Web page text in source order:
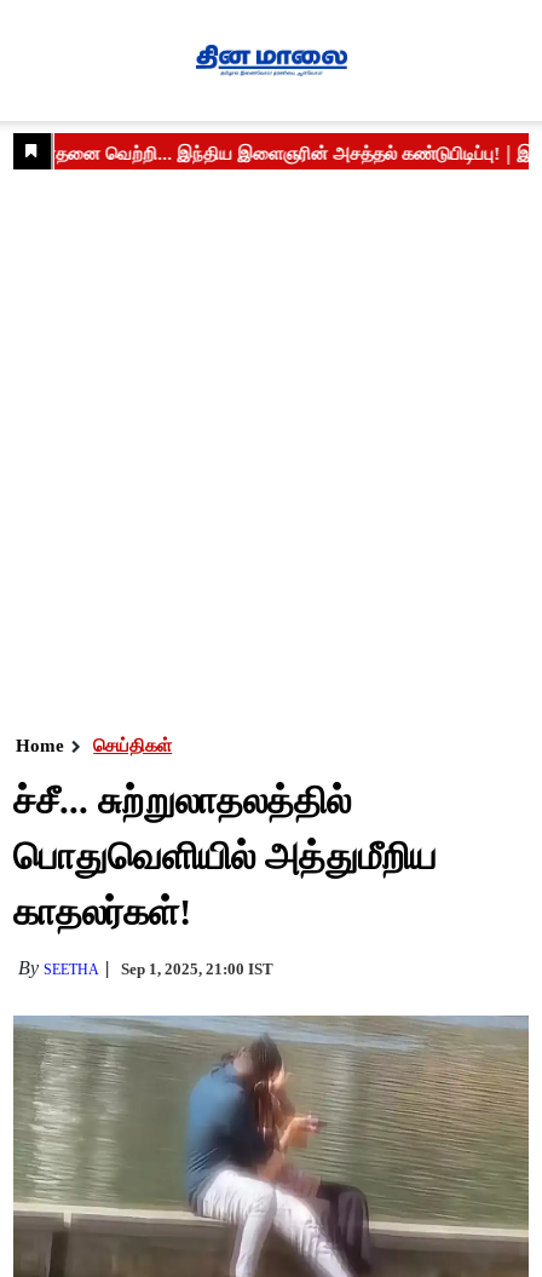
Home செய்திகள்
ச்சீ... சுற்றுலாதலத்தில்
பொதுவெளியில் அத்துமீறிய
காதலர்கள்!
BySEETHA Sep 1, 2025, 21:00 IST